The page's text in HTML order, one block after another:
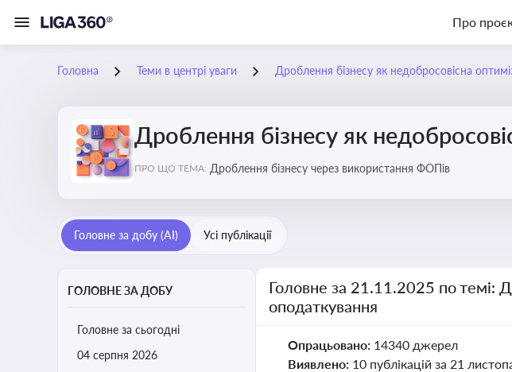
Про
Головна Теми в центрі уваги Дроблення бізнесу як недобросовісна
Дроблення бізнесу як
ПРО ЩО ТЕМА: Дроблення бізнесу через використання ФОПів
Головне за добу (AI) Усі публікації
ГОЛОВНЕ ЗА ДОБУ
Головне за сьогодні
04 серпня 2026
Головне за 21.11.2025 по темі:
оподаткування
Опрацьовано: 14340 джерел
Виявлено: 10 публікацій за 21